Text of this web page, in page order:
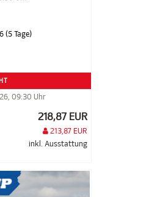
(5 Tage)
09:30 Uhr
218,87 EUR
213,87 EUR
inkl. Ausstattung